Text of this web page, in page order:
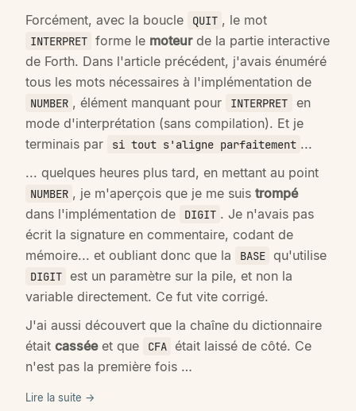
Forcément, avec la boucle
QUIT , le mot
INTERPRET forme le moteurde la partie interactive
de Forth. Dans l'article précédent, j'avais énuméré
tous les mots nécessaires à l'implémentation de
NUMBER , élément manquant pour INTERPRET
en
mode d'interprétation (sans compilation). Et je
terminais par
si tout s'aligne parfaitement ...
... quelques heures plus tard, en mettant au point
NUMBER , je m'aperçois que je me suistrompé
dans l'implémentation de
DIGIT . Je n'avais pas
écrit la signature en commentaire, codant de
mémoire... et oubliant donc que la
BASE qu'utilise
DIGIT est un paramètre sur la pile, et non la
variable directement. Ce fut vite corrigé.
J'ai aussi découvert que la chaîne du dictionnaire
était casséeet que CFA était laissé de côté. Ce
n'est pas la première fois …
Lire la suite →